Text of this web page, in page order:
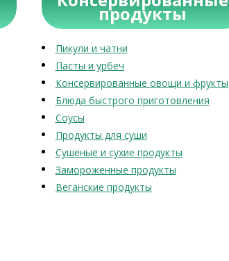
продукты
Пикули и чатни
Пасты и урбеч
Консервированные овощи и фрукты
Блюда быстрого приготовления
Соусы
Продукты для суши
Сушеные и сухие продукты
Замороженные продукты
Веганские продукты